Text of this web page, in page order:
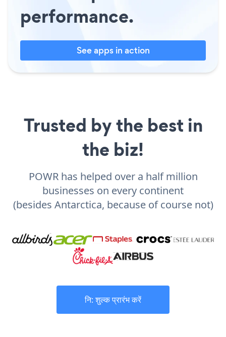
performance.
See apps in action
Trusted by the best in
the biz!
POWR has helped over a half million
businesses on every continent
(besides Antarctica, because of course not)
नि: शुल्क प्रारंभ करें